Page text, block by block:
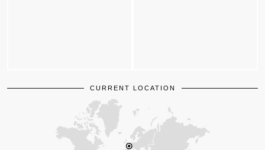
CURRENT LOCATION